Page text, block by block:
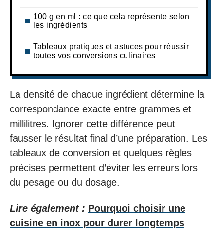
100 g en ml : ce que cela représente selon
les ingrédients
Tableaux pratiques et astuces pour réussir
toutes vos conversions culinaires
La densité de chaque ingrédient détermine la
correspondance exacte entre grammes et
millilitres. Ignorer cette différence peut
fausser le résultat final d’une préparation. Les
tableaux de conversion et quelques règles
précises permettent d’éviter les erreurs lors
du pesage ou du dosage.
Lire également : Pourquoi choisir une
cuisine en inox pour durer longtemps